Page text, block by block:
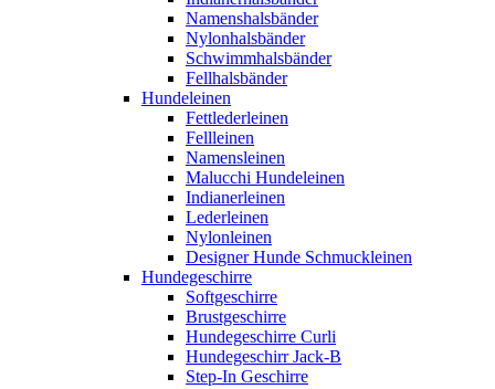
Namenshalsbänder
Nylonhalsbänder
Schwimmhalsbänder
Fellhalsbänder
Hundeleinen
Fettlederleinen
Fellleinen
Namensleinen
Malucchi Hundeleinen
Indianerleinen
Lederleinen
Nylonleinen
Designer Hunde Schmuckleinen
Hundegeschirre
Softgeschirre
Brustgeschirre
Hundegeschirre Curli
Hundegeschirr Jack-B
Step-In Geschirre